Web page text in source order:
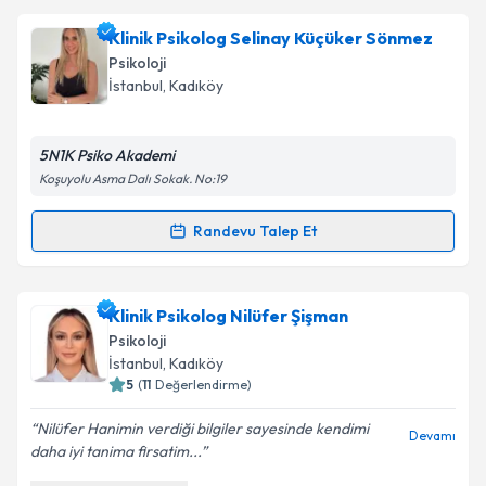
Psk. Reyhan Akcaiçin randevu takvimi talebi
oluşturun. Size bu uzmandan randevu almanız için bir
takvim hazırlandığında e-posta ile bilgilendireceğiz.
Kişisel verilerimin işlenmesine ilişkin
Metni'ni okudum ve kişisel verilerimin belirtilen
Takvim Talebini Gönder
Klinik Psikolog Selinay Küçüker Sönmez
Psikoloji
İstanbul, Kadıköy
5N1K Psiko Akademi
Koşuyolu Asma Dalı Sokak. No:19
Randevu Talep Et
Randevu Takvimi Talebi
Klinik Psikolog Selinay Küçüker Sönmez
randevu takvimi talebi oluşturun. Size bu uzmandan
randevu almanız için bir takvim hazırlandığında e-
posta ile bilgilendireceğiz.
E-posta Adresiniz
Klinik Psikolog Nilüfer Şişman
Psikoloji
İstanbul, Kadıköy
5 (11 Değerlendirme)
Nilüfer Hanimin verdiği bilgiler sayesinde kendimi
daha iyi tanima firsatim...
Devamı